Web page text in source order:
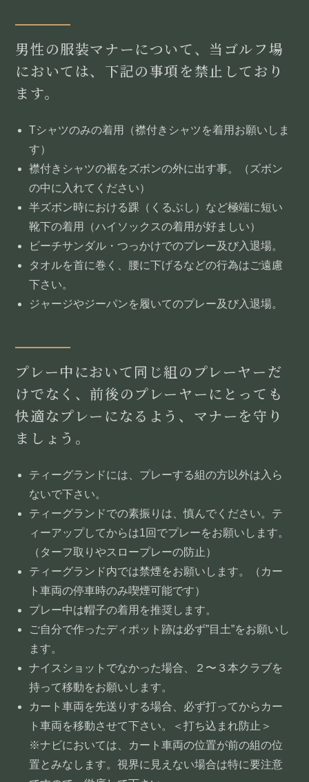
男性の服装マナーについて、当ゴルフ場
においては、下記の事項を禁止しており
ます。
Tシャツのみの着用（襟付きシャツを着用お願いしま
す）
襟付きシャツの裾をズボンの外に出す事。（ズボン
の中に入れてください）
半ズボン時における踝（くるぶし）など極端に短い
靴下の着用（ハイソックスの着用が好ましい）
ビーチサンダル・つっかけでのプレー及び入退場。
タオルを首に巻く、腰に下げるなどの行為はご遠慮
下さい。
ジャージやジーパンを履いてのプレー及び入退場。
プレー中において同じ組のプレーヤーだ
けでなく、前後のプレーヤーにとっても
快適なプレーになるよう、マナーを守り
ましょう。
ティーグランドには、プレーする組の方以外は入ら
ないで下さい。
ティーグランドでの素振りは、慎んでください。テ
ィーアップしてからは1回でプレーをお願いします。
（ターフ取りやスロープレーの防止）
ティーグランド内では禁煙をお願いします。（カー
ト車両の停車時のみ喫煙可能です）
プレー中は帽子の着用を推奨します。
ご自分で作ったディポット跡は必ず”目土”をお願いし
ます。
ナイスショットでなかった場合、２〜３本クラブを
持って移動をお願いします。
カート車両を先送りする場合、必ず打ってからカー
ト車両を移動させて下さい。＜打ち込まれ防止＞
※ナビにおいては、カート車両の位置が前の組の位
置とみなします。視界に見えない場合は特に要注意